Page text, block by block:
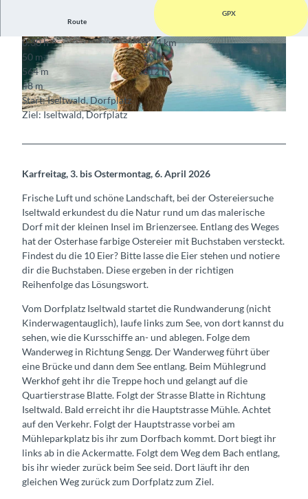
© Bönigen-Iseltwald Tourismus, Interlaken Tourismus
© Bönigen-Iseltwald Tourismus, Interlaken Tour
ismus
© Bönigen-Iseltwald Tourismus, Interlaken Tour
ismus
Route
GPX
0:30 h
1,74 km
50 m
50 m
564 m
612 m
48 m
Start: Iseltwald, Dorfplatz
Ziel: Iseltwald, Dorfplatz
Karfreitag, 3. bis Ostermontag, 6. April 2026
Frische Luft und schöne Landschaft, bei der Ostereiersuche
Iseltwald erkundest du die Natur rund um das malerische
Dorf mit der kleinen Insel im Brienzersee. Entlang des Weges
hat der Osterhase farbige Ostereier mit Buchstaben versteckt.
Findest du die 10 Eier? Bitte lasse die Eier stehen und notiere
dir die Buchstaben. Diese ergeben in der richtigen
Reihenfolge das Lösungswort.
Vom Dorfplatz Iseltwald startet die Rundwanderung (nicht
Kinderwagentauglich), laufe links zum See, von dort kannst du
sehen, wie die Kursschiffe an- und ablegen. Folge dem
Wanderweg in Richtung Sengg. Der Wanderweg führt über
eine Brücke und dann dem See entlang. Beim Mühlegrund
Werkhof geht ihr die Treppe hoch und gelangt auf die
Quartierstrase Blatte. Folgt der Strasse Blatte in Richtung
Iseltwald. Bald erreicht ihr die Hauptstrasse Mühle. Achtet
auf den Verkehr. Folgt der Hauptstrasse vorbei am
Mühleparkplatz bis ihr zum Dorfbach kommt. Dort biegt ihr
links ab in die Ackermatte. Folgt dem Weg dem Bach entlang,
bis ihr wieder zurück beim See seid. Dort läuft ihr den
gleichen Weg zurück zum Dorfplatz zum Ziel.